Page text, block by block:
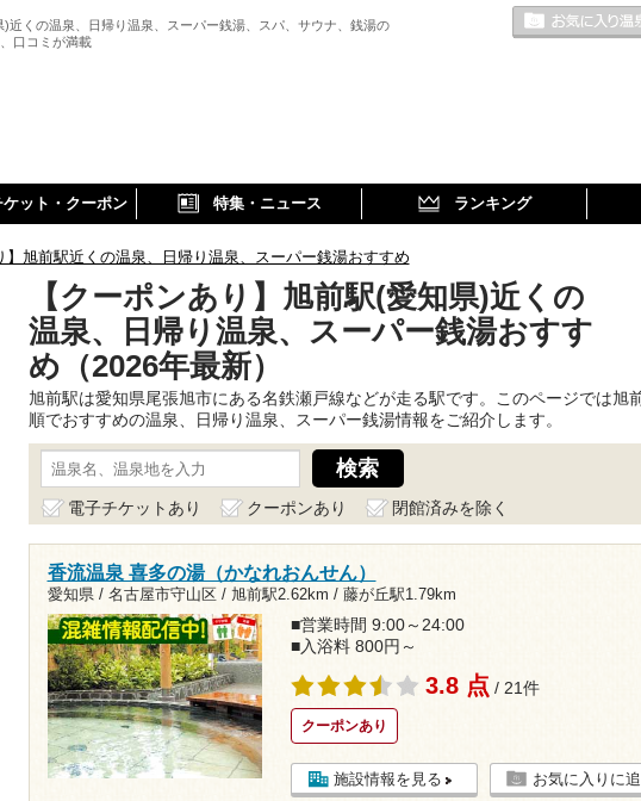
)近くの温泉、日帰り温泉、スーパー銭湯、スパ、サウナ、銭湯の
口コミが満載
ケット・クーポン 特集・ニュース ランキング
】旭前駅近くの温泉、日帰り温泉、スーパー銭湯おすすめ
【クーポンあり】旭前駅(愛知県)近くの
温泉、日帰り温泉、スーパー銭湯おすす
め（2026年最新）
旭前駅は愛知県尾張旭市にある名鉄瀬戸線などが走る駅です。このページでは旭
順でおすすめの温泉、日帰り温泉、スーパー銭湯情報をご紹介します。
電子チケットあり クーポンあり 閉館済みを除く
香流温泉 喜多の湯（かなれおんせん）
愛知県 / 名古屋市守山区 / 旭前駅2.62km / 藤が丘駅1.79km
■営業時間 9:00～24:00
■入浴料 800円～
3.8 点 / 21件
クーポンあり
施設情報を見る お気に入りに